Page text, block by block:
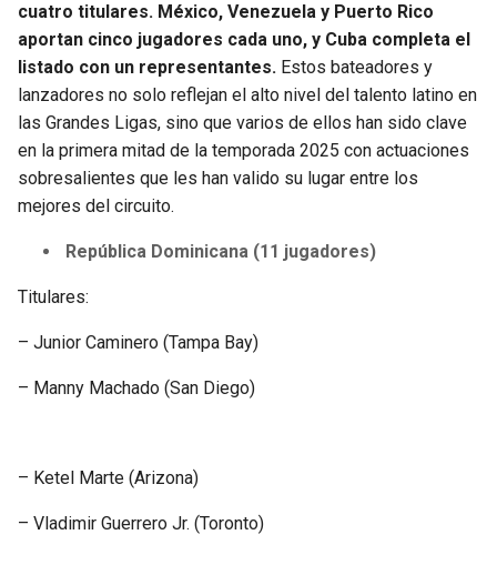
cuatro titulares. México, Venezuela y Puerto Rico
aportan cinco jugadores cada uno, y Cuba completa el
listado con un representantes. Estos bateadores y
lanzadores no solo reflejan el alto nivel del talento latino en
las Grandes Ligas, sino que varios de ellos han sido clave
en la primera mitad de la temporada 2025 con actuaciones
sobresalientes que les han valido su lugar entre los
mejores del circuito.
República Dominicana (11 jugadores)
Titulares:
– Junior Caminero (Tampa Bay)
– Manny Machado (San Diego)
– Ketel Marte (Arizona)
– Vladimir Guerrero Jr. (Toronto)